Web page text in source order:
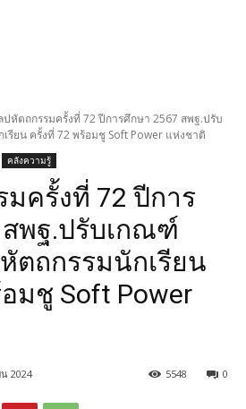
ปหัตถกรรมครั้งที่ 72 ปีการศึกษา 2567 สพฐ.ปรับ
ยน ครั้งที่ 72 พร้อมชู Soft Power แห่งชาติ
คลังความรู้
ครั้งที่ 72 ปีการ
พฐ.ปรับเกณฑ์
ตถกรรมนักเรียน
มชู Soft Power
2024 0
5548